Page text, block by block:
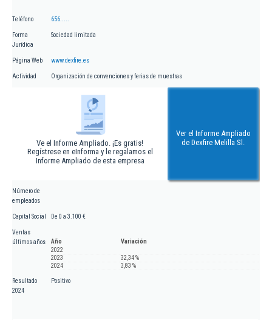
Teléfono 656.....
Forma
Jurídica
Sociedad limitada
Página Web www.dexfire.es
Actividad Organización de convenciones y ferias de muestras
Ve el Informe Ampliado. ¡Es gratis!
Regístrese en eInforma y le regalamos el
Informe Ampliado de esta empresa
Ver el Informe Ampliado
de Dexfire Melilla Sl.
Número de
empleados
Capital Social De 0 a 3.100 €
Ventas
últimos años
Año
Variación
2022
2023
32,34 %
2024
3,83 %
Resultado
2024
Positivo